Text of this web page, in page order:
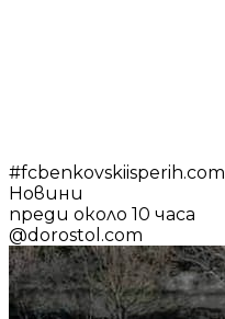
#fcbenkovskiisperih.com
Новини
преди около 10 часа
@dorostol.com